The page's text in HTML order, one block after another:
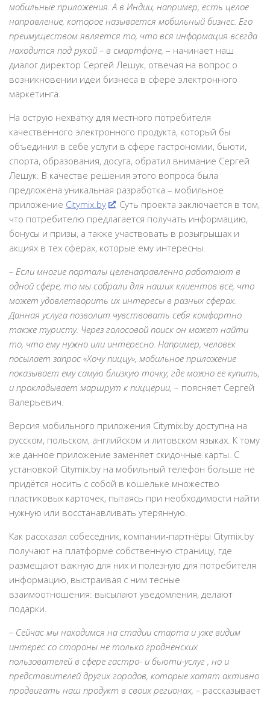
мобильные приложения. А в Индии, например, есть целое
направление, которое называется мобильный бизнес. Его
преимуществом является то, что вся информация всегда
находится под рукой – в смартфоне, – начинает наш
диалог директор Сергей Лешук, отвечая на вопрос о
возникновении идеи бизнеса в сфере электронного
маркетинга.
На острую нехватку для местного потребителя
качественного электронного продукта, который бы
объединил в себе услуги в сфере гастрономии, бьюти,
спорта, образования, досуга, обратил внимание Сергей
Лешук. В качестве решения этого вопроса была
предложена уникальная разработка – мобильное
приложение Citymix.by
. Суть проекта заключается в том,
что потребителю предлагается получать информацию,
бонусы и призы, а также участвовать в розыгрышах и
акциях в тех сферах, которые ему интересны.
– Если многие порталы целенаправленно работают в
одной сфере, то мы собрали для наших клиентов всё, что
может удовлетворить их интересы в разных сферах.
Данная услуга позволит чувствовать себя комфортно
также туристу. Через голосовой поиск он может найти
то, что ему нужно или интересно. Например, человек
посылает запрос «Хочу пиццу», мобильное приложение
показывает ему самую близкую точку, где можно её купить,
и прокладывает маршрут к пиццерии, – поясняет Сергей
Валерьевич.
Версия мобильного приложения Citymix.by доступна на
русском, польском, английском и литовском языках. К тому
же данное приложение заменяет скидочные карты. С
установкой Citymix.by на мобильный телефон больше не
придётся носить с собой в кошельке множество
пластиковых карточек, пытаясь при необходимости найти
нужную или восстанавливать утерянную.
Как рассказал собеседник, компании-партнёры Citymix.by
получают на платформе собственную страницу, где
размещают важную для них и полезную для потребителя
информацию, выстраивая с ним тесные
взаимоотношения: высылают уведомления, делают
подарки.
– Сейчас мы находимся на стадии старта и уже видим
интерес со стороны не только гродненских
пользователей в сфере гастро- и бьюти-услуг , но и
представителей других городов, которые хотят активно
продвигать наш продукт в своих регионах, – рассказывает